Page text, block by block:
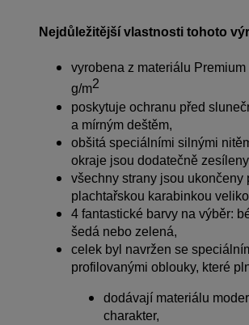
Nejdůležitější vlastnosti tohoto
vyrobena z materiálu
g/m2
poskytuje ochranu před
a mírným deštěm,
obšitá speciálními silnými
okraje jsou dodatečně
všechny strany jsou ukončeny
plachtařskou karabinkou
4 fantastické barvy na výběr:
šedá nebo zelená,
celek byl navržen se
profilovanými oblouky, které
dodávají materiálu
charakter,